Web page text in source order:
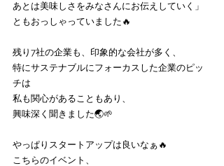
あとは美味しさをみなさんにお伝えしていく」
ともおっしゃっていました🔥
残り7社の企業も、印象的な会社が多く、
特にサステナブルにフォーカスした企業のピッ
チは
私も関心があることもあり、
興味深く聞きました🌏🌱
やっぱりスタートアップは良いなぁ🔥
こちらのイベント、